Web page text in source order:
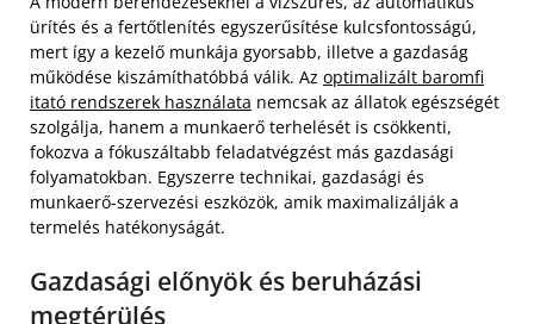
ürítés és a fertőtlenítés egyszerűsítése kulcsfontosságú,
mert így a kezelő munkája gyorsabb, illetve a gazdaság
működése kiszámíthatóbbá válik. Az optimalizált baromfi
itató rendszerek használata nemcsak az állatok egészségét
szolgálja, hanem a munkaerő terhelését is csökkenti,
fokozva a fókuszáltabb feladatvégzést más gazdasági
folyamatokban. Egyszerre technikai, gazdasági és
munkaerő-szervezési eszközök, amik maximalizálják a
termelés hatékonyságát.
Gazdasági előnyök és beruházási
megtérülés